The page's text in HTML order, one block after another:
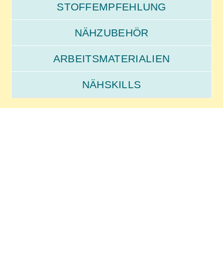
STOFFEMPFEHLUNG
NÄHZUBEHÖR
ARBEITSMATERIALIEN
NÄHSKILLS